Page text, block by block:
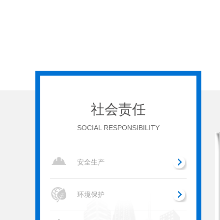
社会责任
SOCIAL RESPONSIBILITY
安全生产
环境保护